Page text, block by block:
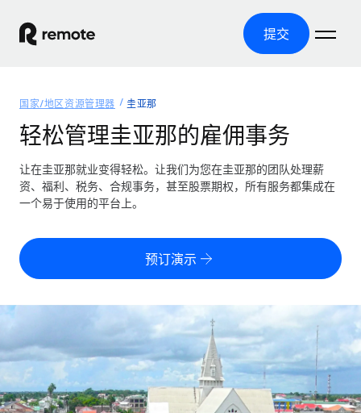
提交
产品
全球招聘
全球薪资管理
轻松运行合规薪资
零实体成本实现全球扩张
全球合规聘用合同工
合同工管理
全球合同工入职与管理
PEO
覆盖全球
美国各州浏览器
了解我们的竞争优势
成长阶段
资源
工具与计算器
误分类风险计算工具
计算任何国家的员工总成本
合同工薪酬结算计算器
探索全球合同工的结算货币选项与结算速度
定价
中文（简体）
English
Nederlands 登录
国家/地区资源管理器 圭亚那
轻松管理圭亚那的雇佣事务
让在圭亚那就业变得轻松。让我们为您在圭亚那的团队处理薪
资、福利、税务、合规事务，甚至股票期权，所有服务都集成在
一个易于使用的平台上。
预订演示